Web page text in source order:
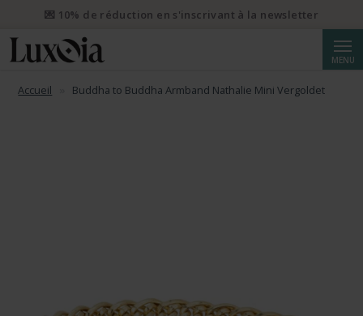
MENU
Accueil Buddha to Buddha Armband Nathalie Mini Vergoldet
💌 10% de réduction en s'inscrivant à la newsletter